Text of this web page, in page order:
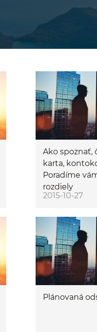
Ako spoznať,
karta,
Poradíme
rozdiely
2015-10-27
Plánovaná